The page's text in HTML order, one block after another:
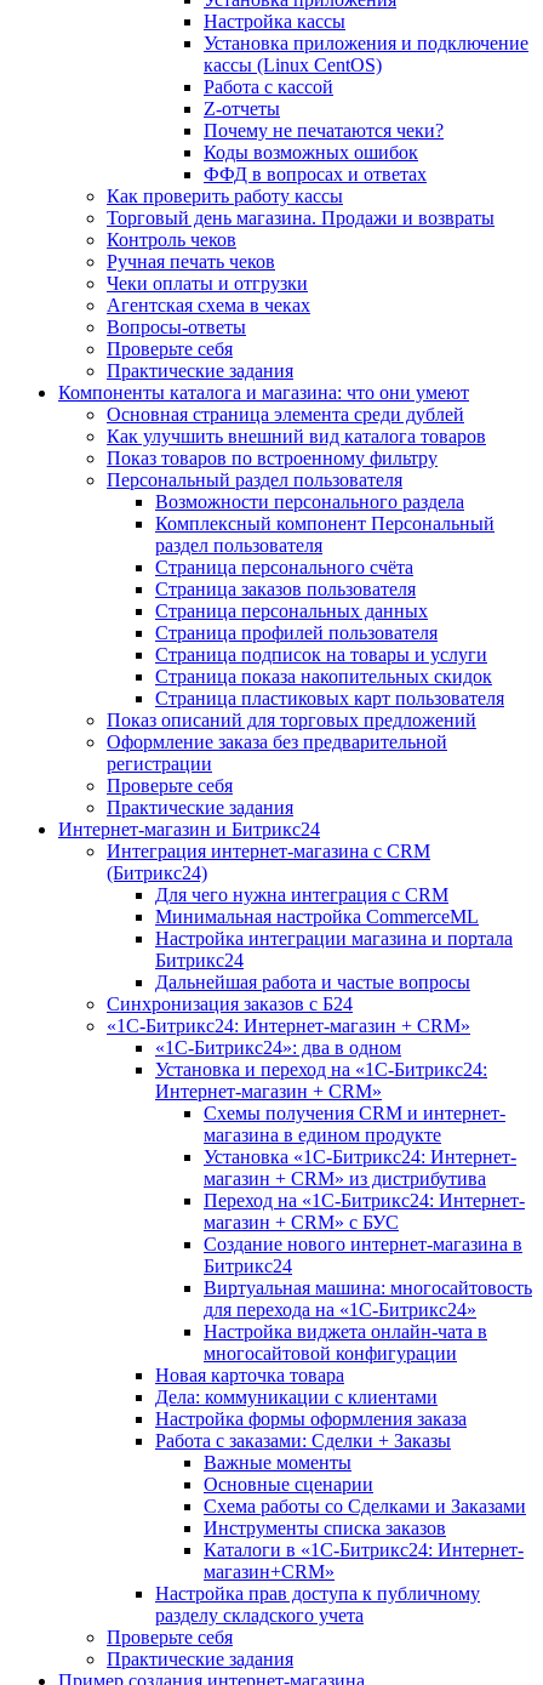
Настройка кассы
Установка приложения и подключение
кассы (Linux CentOS)
Работа с кассой
Z-отчеты
Почему не печатаются чеки?
Коды возможных ошибок
ФФД в вопросах и ответах
Как проверить работу кассы
Торговый день магазина. Продажи и возвраты
Контроль чеков
Ручная печать чеков
Чеки оплаты и отгрузки
Агентская схема в чеках
Вопросы-ответы
Проверьте себя
Практические задания
Компоненты каталога и магазина: что они умеют
Основная страница элемента среди дублей
Как улучшить внешний вид каталога товаров
Показ товаров по встроенному фильтру
Персональный раздел пользователя
Возможности персонального раздела
Комплексный компонент Персональный
раздел пользователя
Страница персонального счёта
Страница заказов пользователя
Страница персональных данных
Страница профилей пользователя
Страница подписок на товары и услуги
Страница показа накопительных скидок
Страница пластиковых карт пользователя
Показ описаний для торговых предложений
Оформление заказа без предварительной
регистрации
Проверьте себя
Практические задания
Интернет-магазин и Битрикс24
Интеграция интернет-магазина с CRM
(Битрикс24)
Для чего нужна интеграция с CRM
Минимальная настройка CommerceML
Настройка интеграции магазина и портала
Битрикс24
Дальнейшая работа и частые вопросы
Синхронизация заказов с Б24
«1С-Битрикс24: Интернет-магазин + CRM»
«1С-Битрикс24»: два в одном
Установка и переход на «1С-Битрикс24:
Интернет-магазин + CRM»
Схемы получения CRM и интернет-
магазина в едином продукте
Установка «1С-Битрикс24: Интернет-
магазин + CRM» из дистрибутива
Переход на «1С-Битрикс24: Интернет-
магазин + CRM» с БУС
Создание нового интернет-магазина в
Битрикс24
Виртуальная машина: многосайтовость
для перехода на «1С-Битрикс24»
Настройка виджета онлайн-чата в
многосайтовой конфигурации
Новая карточка товара
Дела: коммуникации с клиентами
Настройка формы оформления заказа
Работа с заказами: Сделки + Заказы
Важные моменты
Основные сценарии
Схема работы со Сделками и Заказами
Инструменты списка заказов
Каталоги в «1С-Битрикс24: Интернет-
магазин+CRM»
Настройка прав доступа к публичному
разделу складского учета
Проверьте себя
Практические задания
Пример создания интернет-магазина